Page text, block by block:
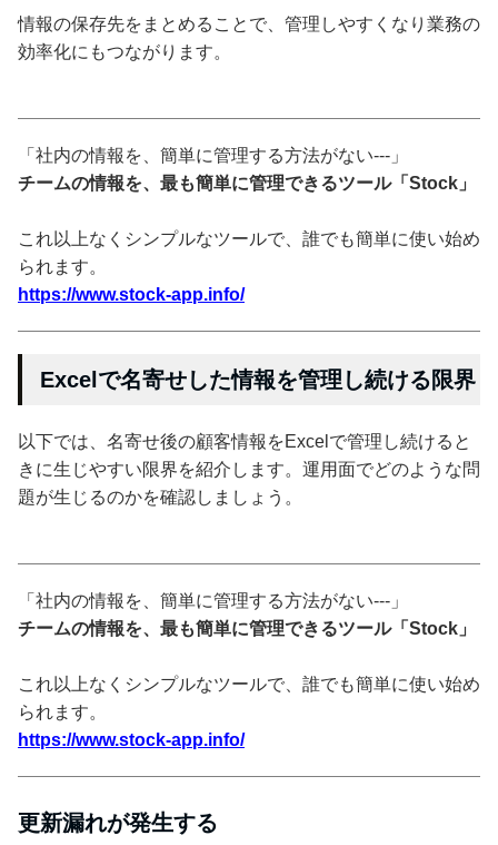
情報の保存先をまとめることで、管理しやすくなり業務の
効率化にもつながります。
「社内の情報を、簡単に管理する方法がない---」
チームの情報を、最も簡単に管理できるツール「Stock」
これ以上なくシンプルなツールで、誰でも簡単に使い始め
られます。
https://www.stock-app.info/
Excelで名寄せした情報を管理し続ける限界
以下では、名寄せ後の顧客情報をExcelで管理し続けると
きに生じやすい限界を紹介します。運用面でどのような問
題が生じるのかを確認しましょう。
「社内の情報を、簡単に管理する方法がない---」
チームの情報を、最も簡単に管理できるツール「Stock」
これ以上なくシンプルなツールで、誰でも簡単に使い始め
られます。
https://www.stock-app.info/
更新漏れが発生する